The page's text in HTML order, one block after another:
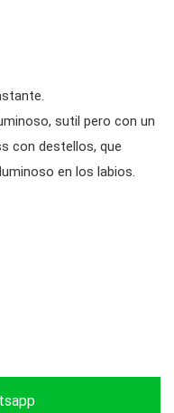
sutil pero con un
con destellos, que
en los labios.